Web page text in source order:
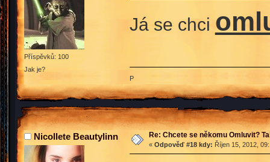
Příspěvků: 100
Jak je?
Já se chci
P
Nicollete Beautylinn Re: Chcete se někomu Omluvit?
« Odpověď #18 kdy: Říjen 15, 2012,